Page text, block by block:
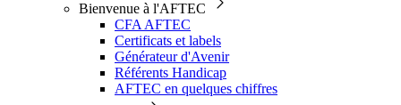
Bienvenue à l'AFTEC
CFA AFTEC
Certificats et labels
Générateur d'Avenir
Référents Handicap
AFTEC en quelques chiffres